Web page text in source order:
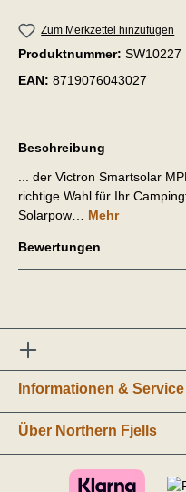
Zum Merkzettel hinzufügen
Produktnummer: SW10227
EAN: 8719076043027
Beschreibung
... der Victron Smartsolar
richtige Wahl für Ihr
Solarpow… Mehr
Bewertungen
Informationen & Service
Über Northern Fjells